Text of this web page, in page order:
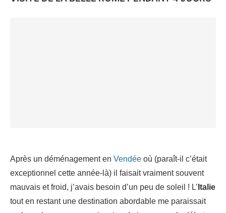
Après un déménagement en Vendée où (paraît-il c’était
exceptionnel cette année-là) il faisait vraiment souvent
mauvais et froid, j’avais besoin d’un peu de soleil ! L’ Italie
tout en restant une destination abordable me paraissait